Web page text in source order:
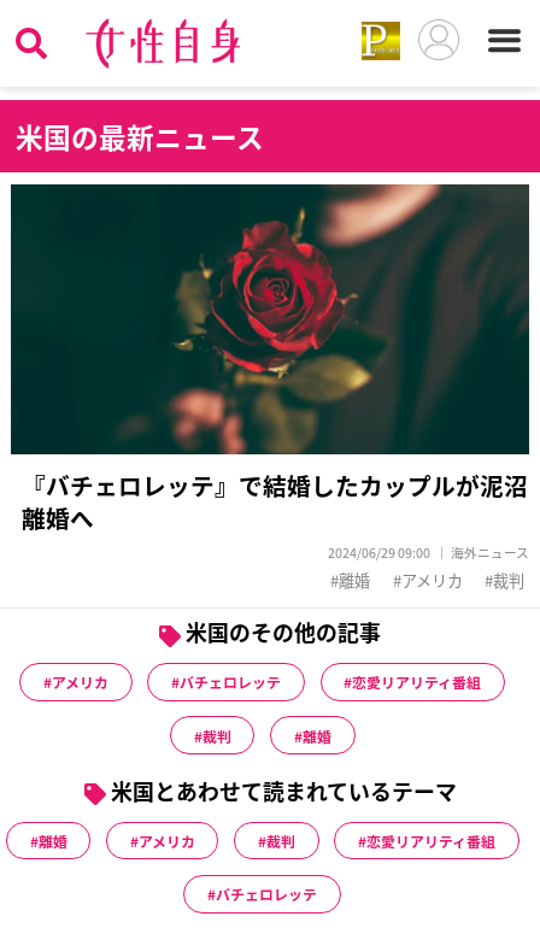
米国の最新ニュース
『バチェロレッテ』で結婚したカップルが泥沼
離婚へ
2024/06/29 09:00 海外ニュース
離婚 アメリカ 裁判
米国のその他の記事
アメリカ バチェロレッテ 恋愛リアリティ番組
裁判 離婚
米国とあわせて読まれているテーマ
離婚 アメリカ 裁判 恋愛リアリティ番組
バチェロレッテ